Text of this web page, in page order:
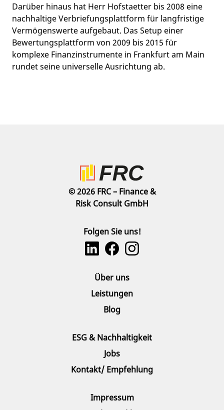
Darüber hinaus hat Herr Hofstaetter bis 2008 eine
nachhaltige Verbriefungsplattform für langfristige
Vermögenswerte aufgebaut. Das Setup einer
Bewertungsplattform von 2009 bis 2015 für
komplexe Finanzinstrumente in Frankfurt am Main
rundet seine universelle Ausrichtung ab.
© 2026 FRC – Finance &
Risk Consult GmbH
Folgen Sie uns!
Über uns
Leistungen
Blog
ESG & Nachhaltigkeit
Jobs
Kontakt/ Empfehlung
Impressum